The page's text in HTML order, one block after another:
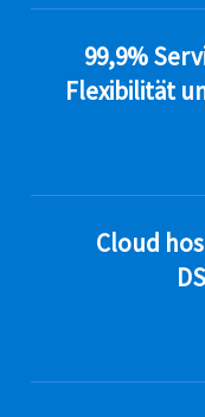
99,9%
Flexibilität
Cloud